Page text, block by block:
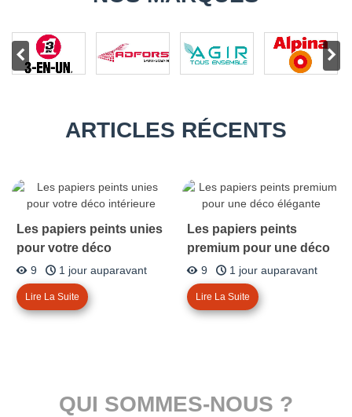
ARTICLES RÉCENTS
Les papiers peints unies
pour votre déco
intérieure
9 1 jour auparavant
Lire La Suite
Les papiers peints
premium pour une déco
élégante
9 1 jour auparavant
Lire La Suite
QUI SOMMES-NOUS ?